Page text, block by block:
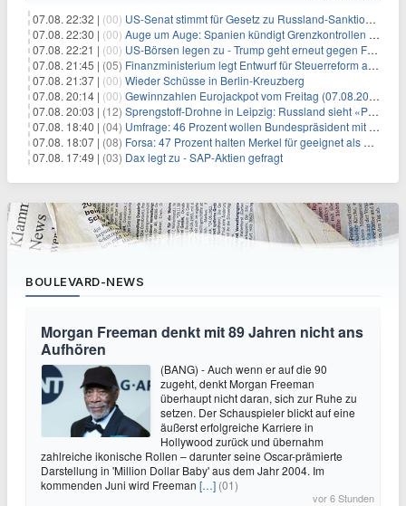
07.08. 22:32 | (00) US-Senat stimmt für Gesetz zu Russland-Sanktionen
07.08. 22:30 | (00) Auge um Auge: Spanien kündigt Grenzkontrollen zu Italien an
07.08. 22:21 | (00) US-Börsen legen zu - Trump geht erneut gegen Fed-Gouverneurin vor
07.08. 21:45 | (05) Finanzministerium legt Entwurf für Steuerreform ab 2027 vor
07.08. 21:37 | (00) Wieder Schüsse in Berlin-Kreuzberg
07.08. 20:14 | (00) Gewinnzahlen Eurojackpot vom Freitag (07.08.2026)
07.08. 20:03 | (12) Sprengstoff-Drohne in Leipzig: Russland sieht «Provokation»
07.08. 18:40 | (04) Umfrage: 46 Prozent wollen Bundespräsident mit Politik-Erfahrung
07.08. 18:07 | (08) Forsa: 47 Prozent halten Merkel für geeignet als Bundespräsidentin
07.08. 17:49 | (03) Dax legt zu - SAP-Aktien gefragt
BOULEVARD-NEWS
Morgan Freeman denkt mit 89 Jahren nicht ans
Aufhören
(BANG) - Auch wenn er auf die 90
zugeht, denkt Morgan Freeman
überhaupt nicht daran, sich zur Ruhe zu
setzen. Der Schauspieler blickt auf eine
äußerst erfolgreiche Karriere in
Hollywood zurück und übernahm
zahlreiche ikonische Rollen – darunter seine Oscar-prämierte
Darstellung in 'Million Dollar Baby' aus dem Jahr 2004. Im
kommenden Juni wird Freeman […] (01)
vor 6 Stunden